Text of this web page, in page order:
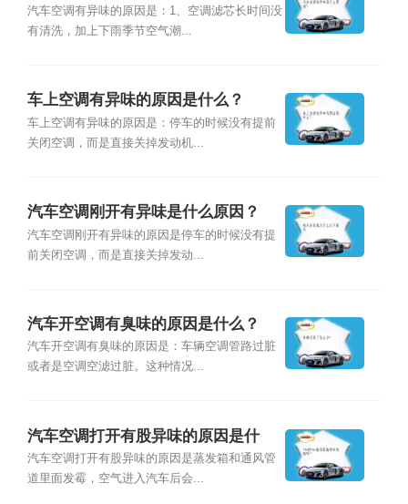
汽车空调有异味的原因是：1、空调滤芯长时间没
有清洗，加上下雨季节空气潮...
车上空调有异味的原因是什么？
车上空调有异味的原因是：停车的时候没有提前
关闭空调，而是直接关掉发动机...
汽车空调刚开有异味是什么原因？
汽车空调刚开有异味的原因是停车的时候没有提
前关闭空调，而是直接关掉发动...
汽车开空调有臭味的原因是什么？
汽车开空调有臭味的原因是：车辆空调管路过脏
或者是空调空滤过脏。这种情况...
汽车空调打开有股异味的原因是什
么？
汽车空调打开有股异味的原因是蒸发箱和通风管
道里面发霉，空气进入汽车后会...